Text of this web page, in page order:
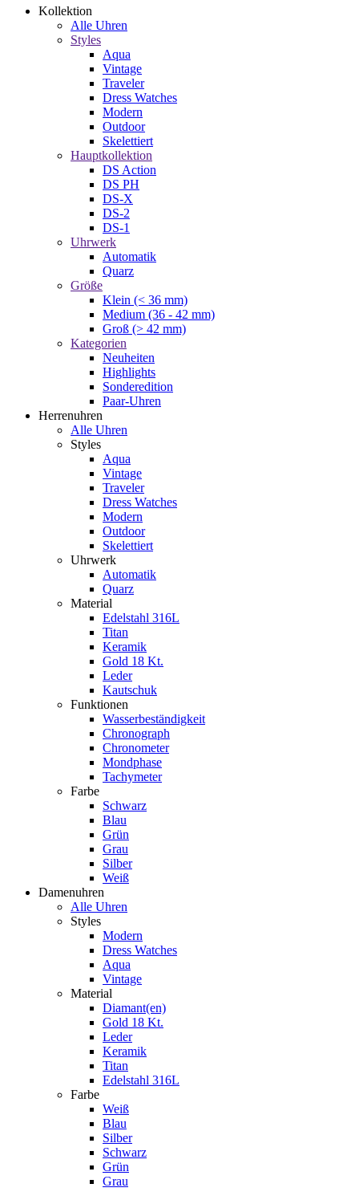
Kollektion
Alle Uhren
Styles
Aqua
Vintage
Traveler
Dress Watches
Modern
Outdoor
Skelettiert
Hauptkollektion
DS Action
DS PH
DS-X
DS-2
DS-1
Uhrwerk
Automatik
Quarz
Größe
Klein (< 36 mm)
Medium (36 - 42 mm)
Groß (> 42 mm)
Kategorien
Neuheiten
Highlights
Sonderedition
Paar-Uhren
Herrenuhren
Alle Uhren
Styles
Aqua
Vintage
Traveler
Dress Watches
Modern
Outdoor
Skelettiert
Uhrwerk
Automatik
Quarz
Material
Edelstahl 316L
Titan
Keramik
Gold 18 Kt.
Leder
Kautschuk
Funktionen
Wasserbeständigkeit
Chronograph
Chronometer
Mondphase
Tachymeter
Farbe
Schwarz
Blau
Grün
Grau
Silber
Weiß
Damenuhren
Alle Uhren
Styles
Modern
Dress Watches
Aqua
Vintage
Material
Diamant(en)
Gold 18 Kt.
Leder
Keramik
Titan
Edelstahl 316L
Farbe
Weiß
Blau
Silber
Schwarz
Grün
Grau